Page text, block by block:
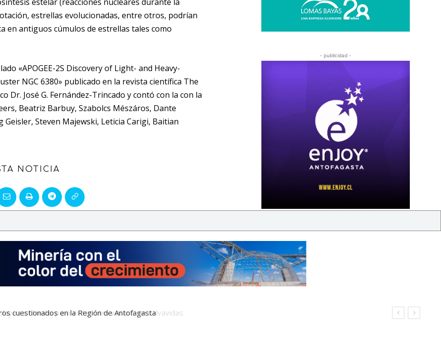
estrellas evolucionadas, entre otros, podrían
en antiguos cúmulos de estrellas tales como
«APOGEE-2S Discovery of Light- and Heavy-
NGC 6380» publicado en la revista científica The
José G. Fernández-Trincado y contó con la con la
Beatriz Barbuy, Szabolcs Mészáros, Dante
Steven Majewski, Leticia Carigi, Baitian
NOTICIA
- publicidad -